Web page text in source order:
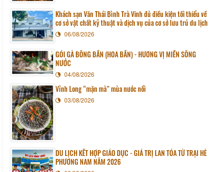
Khách sạn Văn Thái Bình Trà Vinh đủ điều kiện tối thiểu về
cơ sở vật chất kỹ thuật và dịch vụ của cơ sở lưu trú du lịch
06/08/2026
GỎI GÀ BÔNG BẦN (HOA BẦN) - HƯƠNG VỊ MIỀN SÔNG
NƯỚC
04/08/2026
Vĩnh Long “mặn mà” mùa nước nổi
03/08/2026
DU LỊCH KẾT HỢP GIÁO DỤC - GIÁ TRỊ LAN TỎA TỪ TRẠI HÈ
PHƯƠNG NAM NĂM 2026